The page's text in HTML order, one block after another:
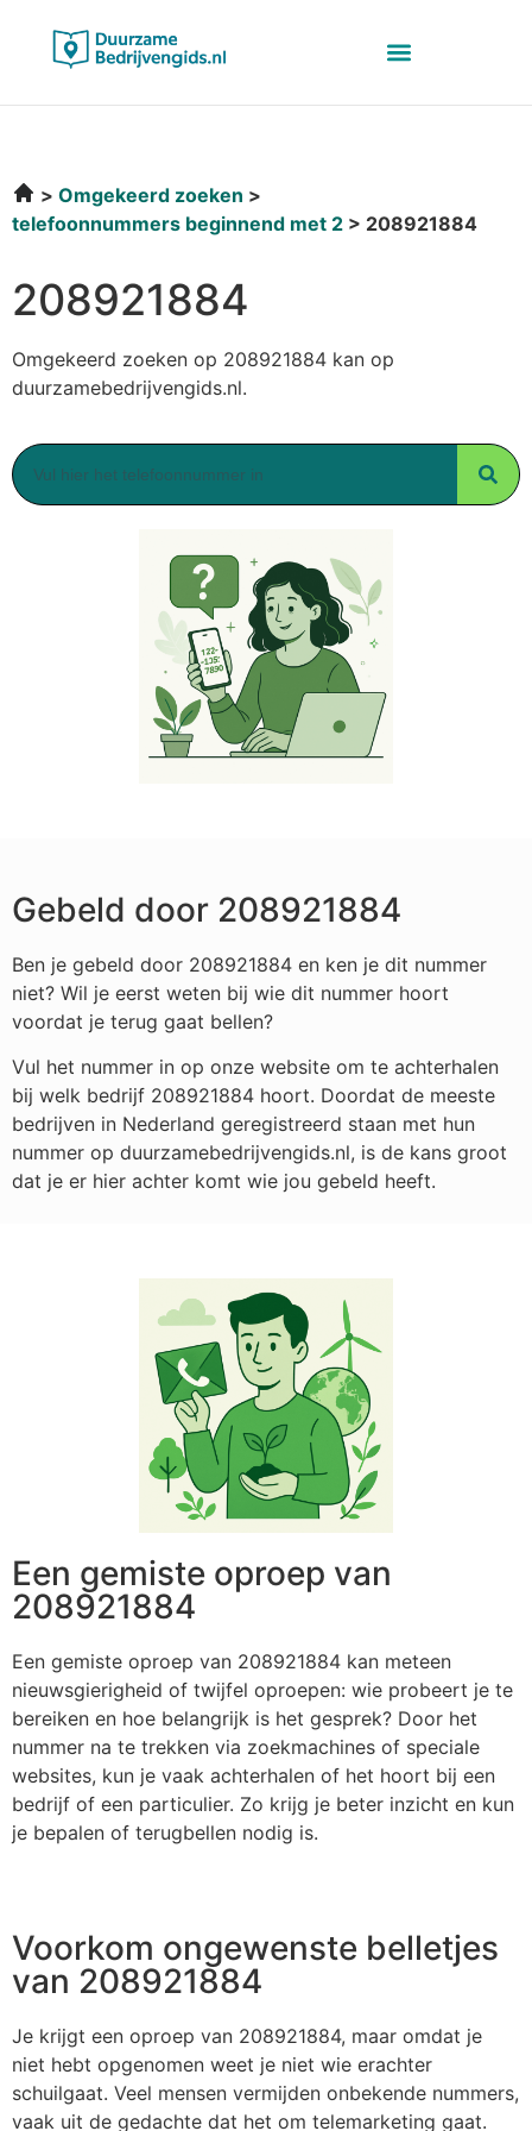
Omgekeerd zoeken
telefoonnummers beginnend met 2
208921884
208921884
Omgekeerd zoeken op 208921884 kan op
duurzamebedrijvengids.nl.
Gebeld door 208921884
Ben je gebeld door 208921884 en ken je dit nummer
niet? Wil je eerst weten bij wie dit nummer hoort
voordat je terug gaat bellen?
Vul het nummer in op onze website om te achterhalen
bij welk bedrijf 208921884 hoort. Doordat de meeste
bedrijven in Nederland geregistreerd staan met hun
nummer op duurzamebedrijvengids.nl, is de kans groot
dat je er hier achter komt wie jou gebeld heeft.
Een gemiste oproep van
208921884
Een gemiste oproep van 208921884 kan meteen
nieuwsgierigheid of twijfel oproepen: wie probeert je te
bereiken en hoe belangrijk is het gesprek? Door het
nummer na te trekken via zoekmachines of speciale
websites, kun je vaak achterhalen of het hoort bij een
bedrijf of een particulier. Zo krijg je beter inzicht en kun
je bepalen of terugbellen nodig is.
Voorkom ongewenste belletjes
van 208921884
Je krijgt een oproep van 208921884, maar omdat je
niet hebt opgenomen weet je niet wie erachter
schuilgaat. Veel mensen vermijden onbekende nummers,
vaak uit de gedachte dat het om telemarketing gaat.